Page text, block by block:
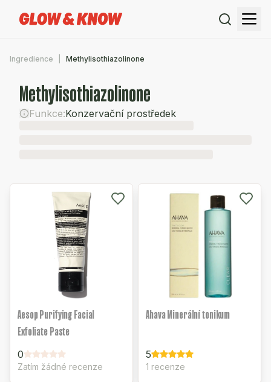
Ingredience Methylisothiazolinone
Methylisothiazolinone
Funkce:Konzervační prostředek
Aesop Purifying Facial
Exfoliate Paste
0
Zatím žádné recenze
Ahava Minerální tonikum
5
1 recenze